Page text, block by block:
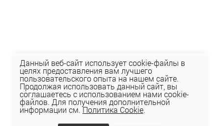
Данный веб-сайт использует cookie-файлы в
целях предоставления вам лучшего
пользовательского опыта на нашем сайте.
Продолжая использовать данный сайт, вы
соглашаетесь с использованием нами cookie-
файлов. Для получения дополнительной
информации см.Политика Cookie.